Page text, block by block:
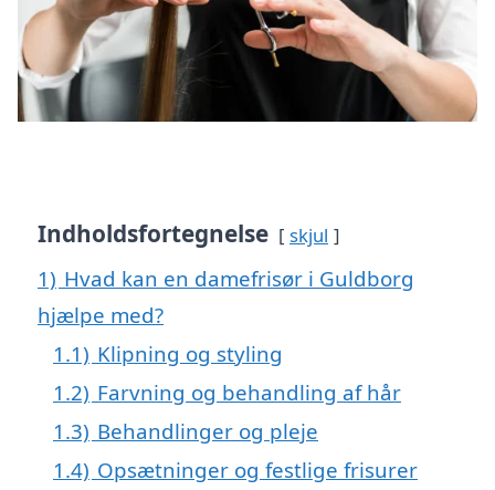
Indholdsfortegnelse skjul
1) Hvad kan en damefrisør i Guldborg
hjælpe med?
1.1) Klipning og styling
1.2) Farvning og behandling af hår
1.3) Behandlinger og pleje
1.4) Opsætninger og festlige frisurer